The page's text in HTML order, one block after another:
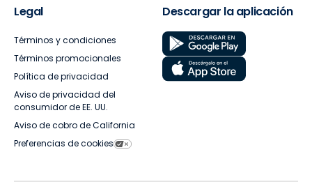
Legal
Términos y condiciones
Términos promocionales
Política de privacidad
Aviso de privacidad del
consumidor de EE. UU.
Aviso de cobro de California
Preferencias de cookies
Descargar la aplicación